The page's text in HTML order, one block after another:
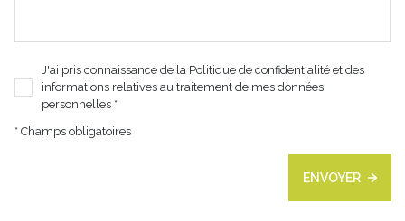
J'ai pris connaissance de la Politique de confidentialité et des
informations relatives au traitement de mes données
personnelles *
* Champs obligatoires
ENVOYER